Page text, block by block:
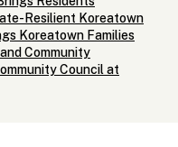
Resilient Koreatown
Koreatown Families
Community
Council at